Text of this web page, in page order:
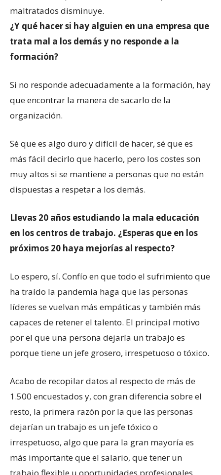
maltratados disminuye.
¿Y qué hacer si hay alguien en una empresa que
trata mal a los demás y no responde a la
formación?
Si no responde adecuadamente a la formación, hay
que encontrar la manera de sacarlo de la
organización.
Sé que es algo duro y difícil de hacer, sé que es
más fácil decirlo que hacerlo, pero los costes son
muy altos si se mantiene a personas que no están
dispuestas a respetar a los demás.
Llevas 20 años estudiando la mala educación
en los centros de trabajo. ¿Esperas que en los
próximos 20 haya mejorías al respecto?
Lo espero, sí. Confío en que todo el sufrimiento que
ha traído la pandemia haga que las personas
líderes se vuelvan más empáticas y también más
capaces de retener el talento. El principal motivo
por el que una persona dejaría un trabajo es
porque tiene un jefe grosero, irrespetuoso o tóxico.
Acabo de recopilar datos al respecto de más de
1.500 encuestados y, con gran diferencia sobre el
resto, la primera razón por la que las personas
dejarían un trabajo es un jefe tóxico o
irrespetuoso, algo que para la gran mayoría es
más importante que el salario, que tener un